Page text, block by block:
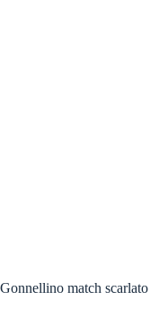
Gonnellino match scarlato